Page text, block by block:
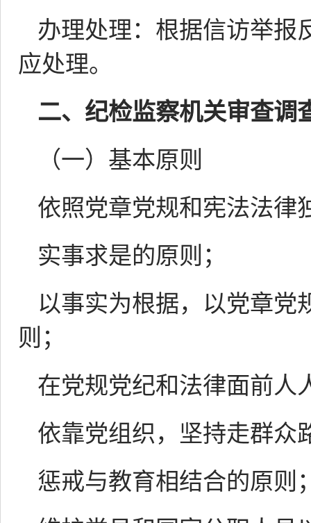
办理处理：根据信访举报
应处理。
二、纪检监察机关审查调
（一）基本原则
依照党章党规和宪法法律
实事求是的原则；
以事实为根据，以党章党
则；
在党规党纪和法律面前人
依靠党组织，坚持走群众
惩戒与教育相结合的原则